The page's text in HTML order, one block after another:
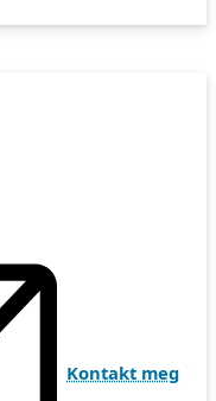
Kontakt meg